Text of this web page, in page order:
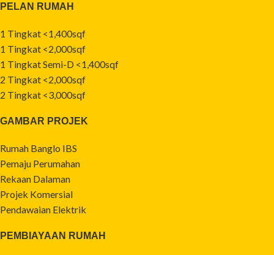
PELAN RUMAH
1 Tingkat <1,400sqf
1 Tingkat <2,000sqf
1 Tingkat Semi-D <1,400sqf
2 Tingkat <2,000sqf
2 Tingkat <3,000sqf
GAMBAR PROJEK
Rumah Banglo IBS
Pemaju Perumahan
Rekaan Dalaman
Projek Komersial
Pendawaian Elektrik
PEMBIAYAAN RUMAH